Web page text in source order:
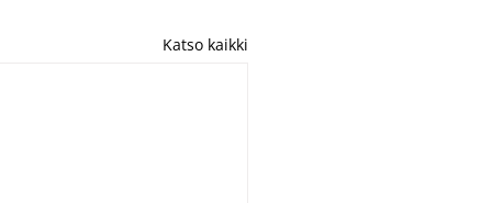
Katso kaikki